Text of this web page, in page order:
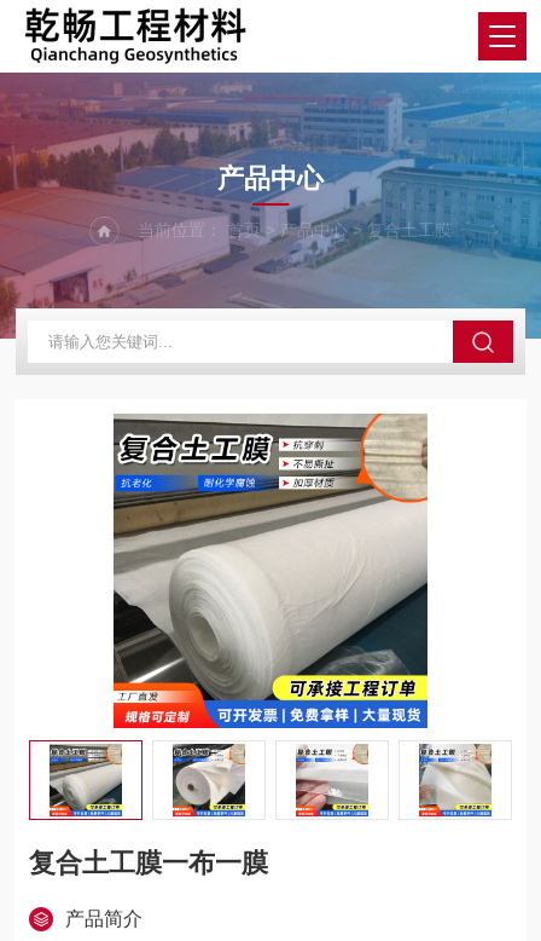
product
产品中心
当前位置： 首页> 产品中心>复合土工膜
复合土工膜一布一膜
产品简介